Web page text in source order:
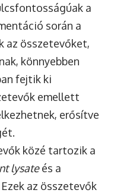
a
során a
az összetevőket,
könnyebben
fejtik ki
emellett
erősítve
közé tartozik a
lysateés a
Ezek az összetevők